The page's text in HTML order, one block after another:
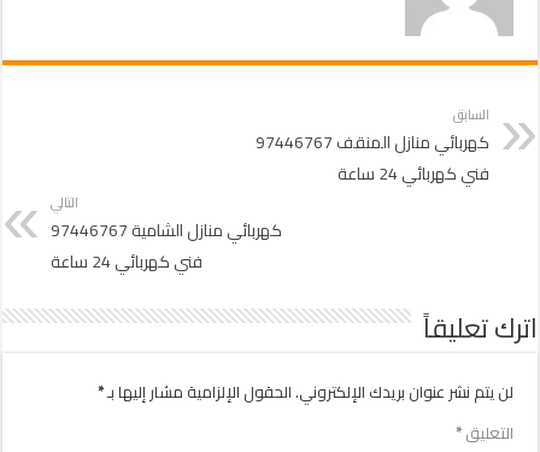
السابق
كهربائي منازل المنقف 97446767
فني كهربائي 24 ساعة
التالي
كهربائي منازل الشامية 97446767
فني كهربائي 24 ساعة
اترك تعليقاً
لن يتم نشر عنوان بريدك الإلكتروني. الحقول الإلزامية مشار إليها بـ*
التعليق*